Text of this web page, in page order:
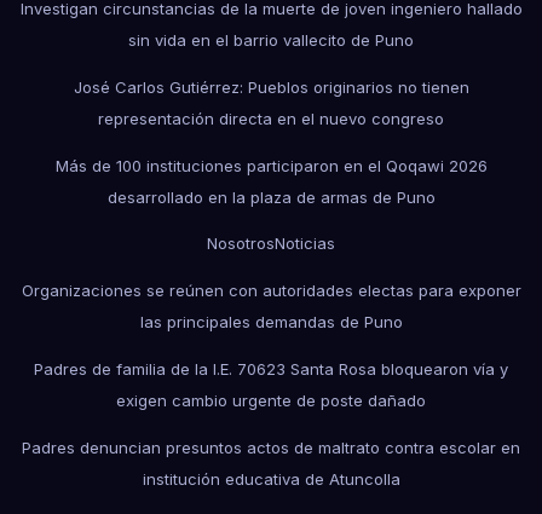
Investigan circunstancias de la muerte de joven ingeniero hallado
sin vida en el barrio vallecito de Puno
José Carlos Gutiérrez: Pueblos originarios no tienen
representación directa en el nuevo congreso
Más de 100 instituciones participaron en el Qoqawi 2026
desarrollado en la plaza de armas de Puno
NosotrosNoticias
Organizaciones se reúnen con autoridades electas para exponer
las principales demandas de Puno
Padres de familia de la I.E. 70623 Santa Rosa bloquearon vía y
exigen cambio urgente de poste dañado
Padres denuncian presuntos actos de maltrato contra escolar en
institución educativa de Atuncolla